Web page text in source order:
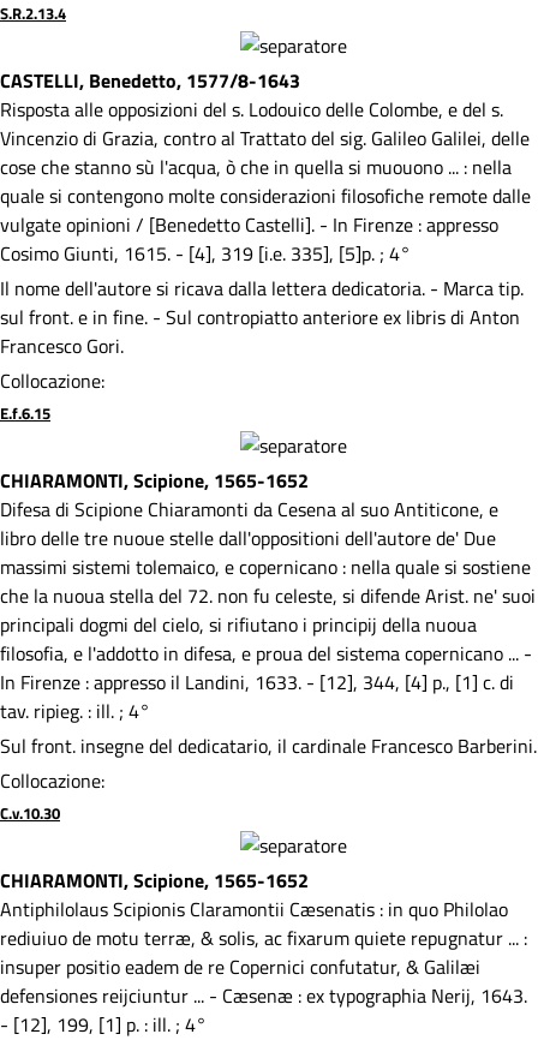
S.R.2.13.4
CASTELLI, Benedetto, 1577/8-1643
Risposta alle opposizioni del s. Lodouico delle Colombe, e del s.
Vincenzio di Grazia, contro al Trattato del sig. Galileo Galilei, delle
cose che stanno sù l'acqua, ò che in quella si muouono ... : nella
quale si contengono molte considerazioni filosofiche remote dalle
vulgate opinioni / [Benedetto Castelli]. - In Firenze : appresso
Cosimo Giunti, 1615. - [4], 319 [i.e. 335], [5]p. ; 4°
Il nome dell'autore si ricava dalla lettera dedicatoria. - Marca tip.
sul front. e in fine. - Sul contropiatto anteriore ex libris di Anton
Francesco Gori.
Collocazione:
E.f.6.15
CHIARAMONTI, Scipione, 1565-1652
Difesa di Scipione Chiaramonti da Cesena al suo Antiticone, e
libro delle tre nuoue stelle dall'oppositioni dell'autore de' Due
massimi sistemi tolemaico, e copernicano : nella quale si sostiene
che la nuoua stella del 72. non fu celeste, si difende Arist. ne' suoi
principali dogmi del cielo, si rifiutano i principij della nuoua
filosofia, e l'addotto in difesa, e proua del sistema copernicano ... -
In Firenze : appresso il Landini, 1633. - [12], 344, [4] p., [1] c. di
tav. ripieg. : ill. ; 4°
Sul front. insegne del dedicatario, il cardinale Francesco Barberini.
Collocazione:
C.v.10.30
CHIARAMONTI, Scipione, 1565-1652
Antiphilolaus Scipionis Claramontii Cæsenatis : in quo Philolao
rediuiuo de motu terræ, & solis, ac fixarum quiete repugnatur ... :
insuper positio eadem de re Copernici confutatur, & Galilæi
defensiones reijciuntur ... - Cæsenæ : ex typographia Nerij, 1643.
- [12], 199, [1] p. : ill. ; 4°